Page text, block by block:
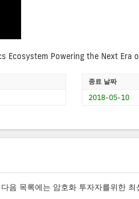
Ecosystem Powering the Next Era
종료 날짜
2018-05-10
음 목록에는 암호화 투자자를위한